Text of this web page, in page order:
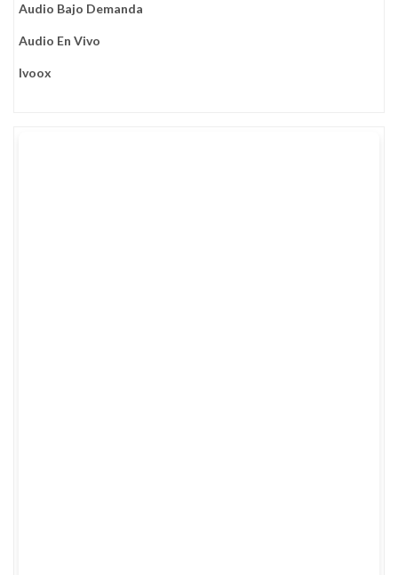
Audio Bajo Demanda
Audio En Vivo
Ivoox